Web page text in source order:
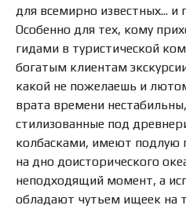
для всемирно известных... и
Особенно для тех, кому
гидами в туристической
богатым клиентам
какой не пожелаешь и
врата времени
стилизованные под
колбасками, имеют подлую
на дно доисторического
неподходящий момент, а
обладают чутьем ищеек на